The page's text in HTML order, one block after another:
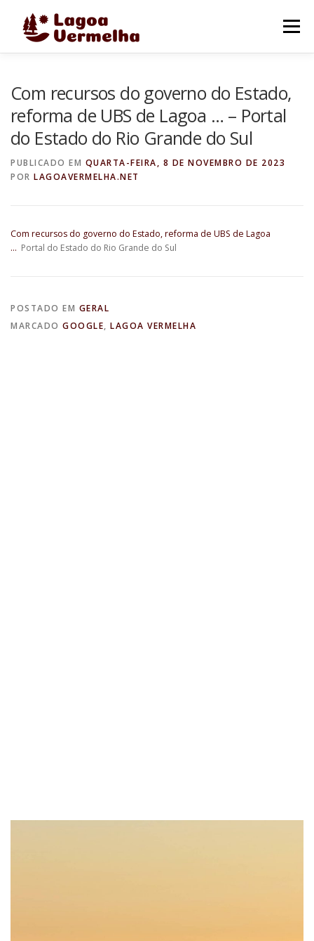
Menu
FALE CONOSCO
Com recursos do governo do Estado,
reforma de UBS de Lagoa … – Portal
do Estado do Rio Grande do Sul
PUBLICADO EM QUARTA-FEIRA, 8 DE NOVEMBRO DE 2023
POR LAGOAVERMELHA.NET
Com recursos do governo do Estado, reforma de UBS de Lagoa
… Portal do Estado do Rio Grande do Sul
POSTADO EM GERAL
MARCADO GOOGLE, LAGOA VERMELHA